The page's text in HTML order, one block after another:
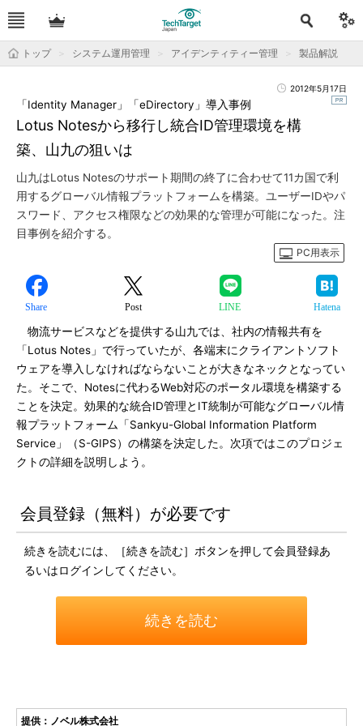
トップ システム運用管理 アイデンティティー管理 製品解説
2012年5月17日
Lotus Notesから移行し統合ID管理環境を構
築、山九の狙いは
「Identity Manager」「eDirectory」導入事例
山九はLotus Notesのサポート期間の終了に合わせて11カ国で利
用するグローバル情報プラットフォームを構築。ユーザーIDやパ
スワード、アクセス権限などの効果的な管理が可能になった。注
目事例を紹介する。
PC用表示
Share Post LINE Hatena
物流サービスなどを提供する山九では、社内の情報共有を
「Lotus Notes」で行っていたが、各端末にクライアントソフト
ウェアを導入しなければならないことが大きなネックとなってい
た。そこで、Notesに代わるWeb対応のポータル環境を構築する
ことを決定。効果的な統合ID管理とIT統制が可能なグローバル情
報プラットフォーム「Sankyu-Global Information Platform
Service」（S-GIPS）の構築を決定した。次項ではこのプロジェ
クトの詳細を説明しよう。
会員登録（無料）が必要です
続きを読むには、［続きを読む］ボタンを押して会員登録あ
るいはログインしてください。
続きを読む
提供：ノベル株式会社